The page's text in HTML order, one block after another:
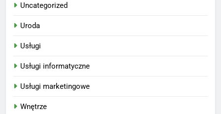
Uncategorized
Uroda
Usługi
Usługi informatyczne
Usługi marketingowe
Wnętrze